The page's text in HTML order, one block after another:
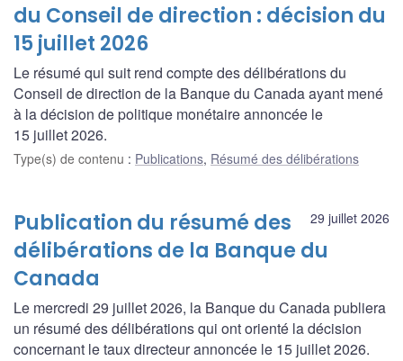
du Conseil de direction : décision du
15 juillet 2026
Le résumé qui suit rend compte des délibérations du
Conseil de direction de la Banque du Canada ayant mené
à la décision de politique monétaire annoncée le
15 juillet 2026.
Type(s) de contenu : Publications, Résumé des délibérations
29 juillet 2026
Publication du résumé des
délibérations de la Banque du
Canada
Le mercredi 29 juillet 2026, la Banque du Canada publiera
un résumé des délibérations qui ont orienté la décision
concernant le taux directeur annoncée le 15 juillet 2026.